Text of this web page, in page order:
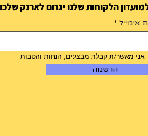
הלקוחות שלנו יגרום לארנק
אימייל
אני מאשר/ת קבלת מבצעים, הנחות והטבות
הרשמה